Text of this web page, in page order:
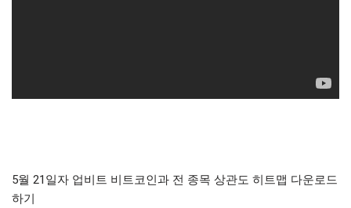
5월 21일자 업비트 비트코인과 전 종목 상관도 히트맵 다운로드
하기